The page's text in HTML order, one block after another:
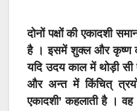
दोनों पक्षों की एकादशी
है । इसमें शुक्ल और कृष्ण
यदि उदय काल में थोड़ी सी
और अन्त में किंचित्
एकादशी’ कहलाती है । वह